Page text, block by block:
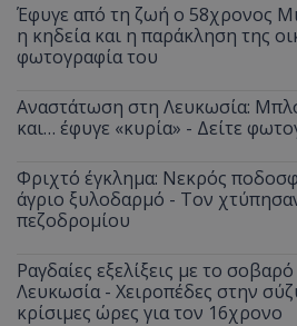
Έφυγε από τη ζωή ο 58χρονος
η κηδεία και η παράκληση της
φωτογραφία του
Αναστάτωση στη Λευκωσία:
και… έφυγε «κυρία» - Δείτε
Φριχτό έγκλημα: Νεκρός
άγριο ξυλοδαρμό - Τον
πεζοδρομίου
Ραγδαίες εξελίξεις με το
Λευκωσία - Χειροπέδες στην
κρίσιμες ώρες για τον 16χρονο